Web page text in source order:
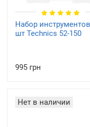
Набор
шт Technics 52-150
995 грн
Нет в наличии